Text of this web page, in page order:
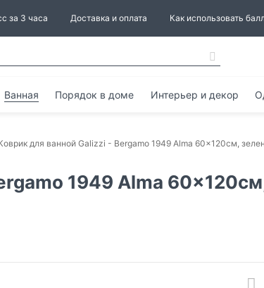
за 3 часа Доставка и оплата Как использовать
Ванная Порядок в доме Интерьер и декор
для ванной Galizzi - Bergamo 1949 Alma 60x120см,
1949 Alma